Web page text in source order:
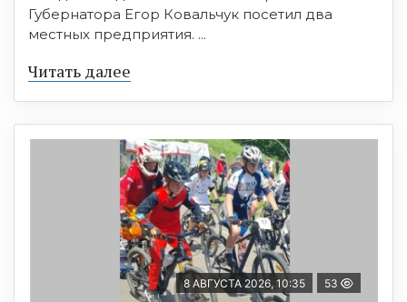
Губернатора Егор Ковальчук посетил два
местных предприятия. ...
Читать далее
8 АВГУСТА 2026, 10:35 53